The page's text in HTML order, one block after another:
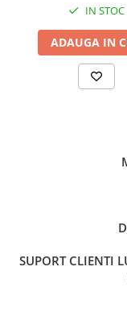
Memorii si jurnale
Moderna,
Poezie, teatru
Publicistica, eseu
Alimentatie
IN STOC
ADAUGA IN
SUPORT CLIENTI